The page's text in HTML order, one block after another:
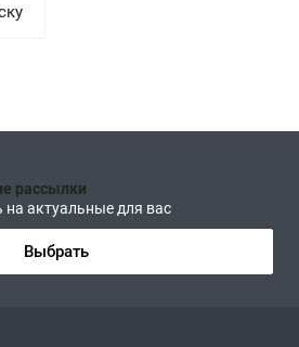
рассылки
на актуальные для вас
Выбрать